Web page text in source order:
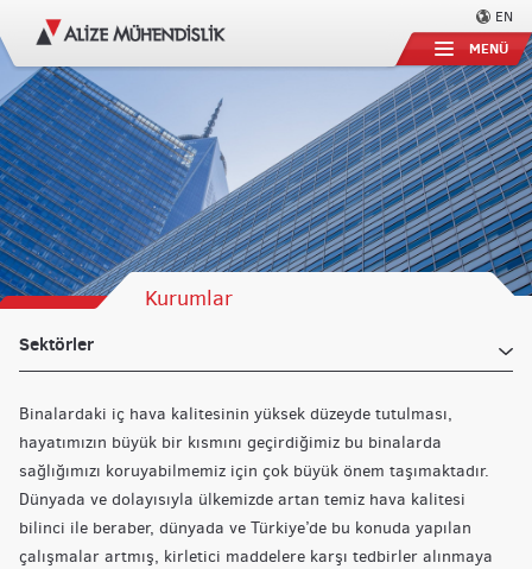
EN
MENÜ
Kurumlar
Sektörler
Binalardaki iç hava kalitesinin yüksek düzeyde tutulması,
hayatımızın büyük bir kısmını geçirdiğimiz bu binalarda
sağlığımızı koruyabilmemiz için çok büyük önem taşımaktadır.
Dünyada ve dolayısıyla ülkemizde artan temiz hava kalitesi
bilinci ile beraber, dünyada ve Türkiye’de bu konuda yapılan
çalışmalar artmış, kirletici maddelere karşı tedbirler alınmaya